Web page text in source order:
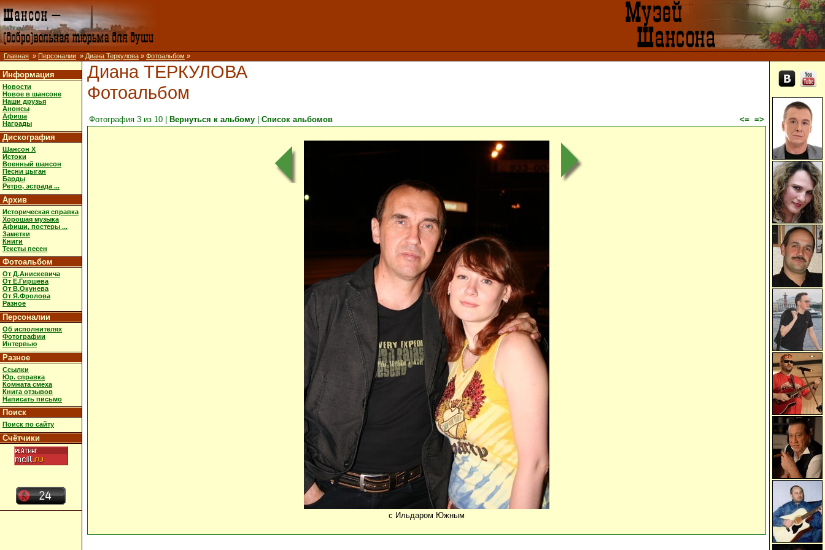
Главная » Персоналии » Диана Теркулова » Фотоальбом »
Информация
Новости
Новое в шансоне
Наши друзья
Анонсы
Афиша
Награды
Дискография
Шансон X
Истоки
Военный шансон
Песни цыган
Барды
Ретро, эстрада ...
Архив
Историческая справка
Хорошая музыка
Афиши, постеры ...
Заметки
Книги
Тексты песен
Фотоальбом
От Д.Анискевича
От Е.Гиршева
От В.Окунева
От Я.Фролова
Разное
Персоналии
Об исполнителях
Фотографии
Интервью
Разное
Ссылки
Юр. справка
Комната смеха
Книга отзывов
Написать письмо
Поиск
Поиск по сайту
Счётчики
Диана ТЕРКУЛОВА
Фотоальбом
Фотография 3 из 10 | Вернуться к альбому Список альбомов <= =>
с Ильдаром Южным